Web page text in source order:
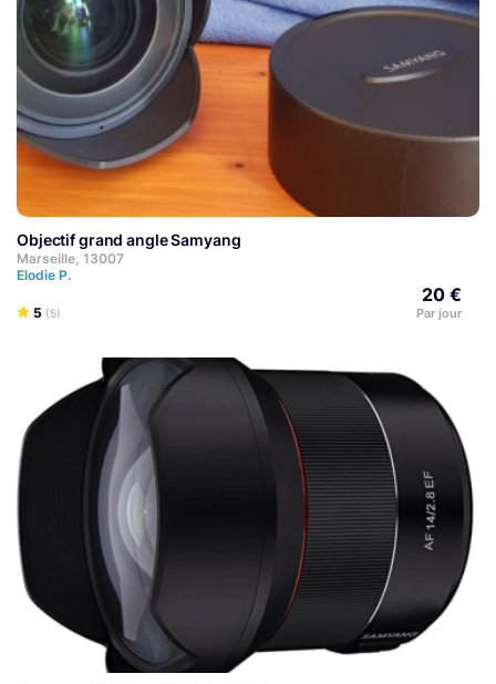
Objectif grand angle Samyang
Marseille, 13007
Elodie P.
5 (5)
20 €
Par jour